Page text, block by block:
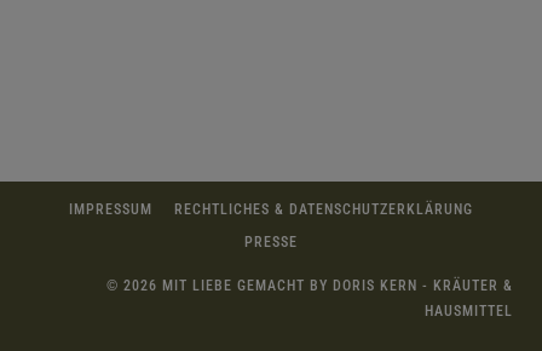
IMPRESSUM
RECHTLICHES & DATENSCHUTZERKLÄRUNG
PRESSE
© 2026 MIT LIEBE GEMACHT BY DORIS KERN - KRÄUTER &
HAUSMITTEL